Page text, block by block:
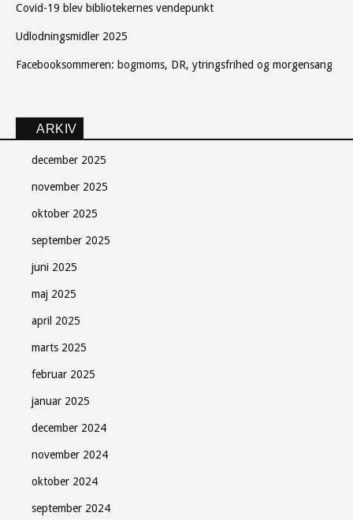
Covid-19 blev bibliotekernes vendepunkt
Udlodningsmidler 2025
Facebooksommeren: bogmoms, DR, ytringsfrihed og morgensang
ARKIV
december 2025
november 2025
oktober 2025
september 2025
juni 2025
maj 2025
april 2025
marts 2025
februar 2025
januar 2025
december 2024
november 2024
oktober 2024
september 2024